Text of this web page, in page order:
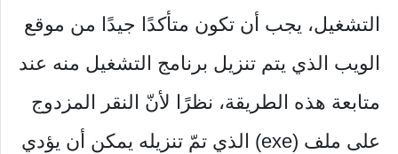
التشغيل، يجب أن تكون متأكدًا جيدًا من موقع
الويب الذي يتم تنزيل برنامج التشغيل منه عند
متابعة هذه الطريقة، نظرًا لأنّ النقر المزدوج
على ملف (exe) الذي تمّ تنزيله يمكن أن يؤدي